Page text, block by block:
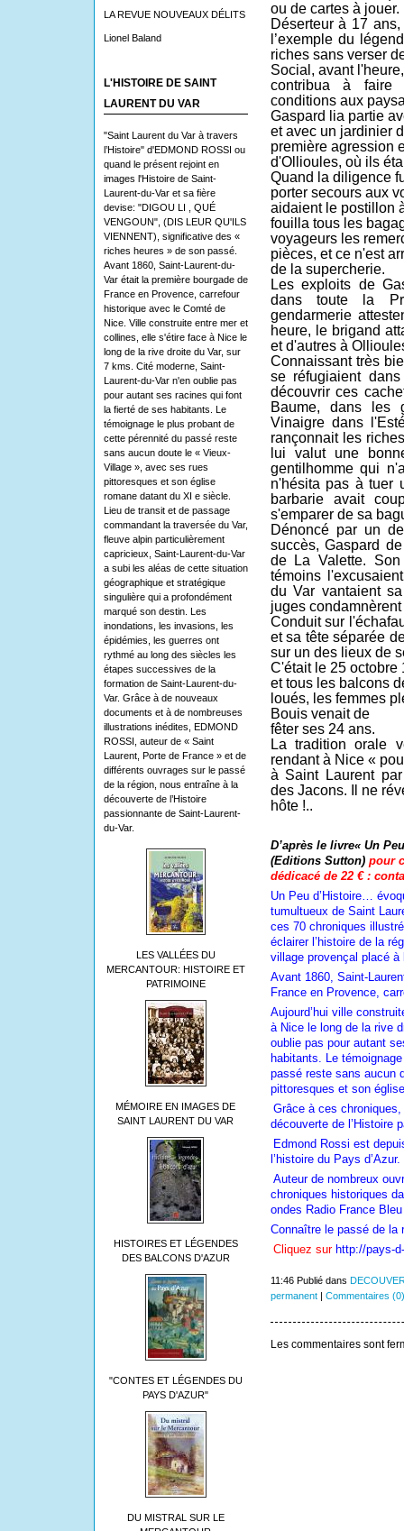
LA REVUE NOUVEAUX DÉLITS
Lionel Baland
L'HISTOIRE DE SAINT
LAURENT DU VAR
"Saint Laurent du Var à travers
l’Histoire" d'EDMOND ROSSI ou
quand le présent rejoint en
images l'Histoire de Saint-
Laurent-du-Var et sa fière
devise: "DIGOU LI , QUÉ
VENGOUN", (DIS LEUR QU'ILS
VIENNENT), significative des «
riches heures » de son passé.
Avant 1860, Saint-Laurent-du-
Var était la première bourgade de
France en Provence, carrefour
historique avec le Comté de
Nice. Ville construite entre mer et
collines, elle s'étire face à Nice le
long de la rive droite du Var, sur
7 kms. Cité moderne, Saint-
Laurent-du-Var n'en oublie pas
pour autant ses racines qui font
la fierté de ses habitants. Le
témoignage le plus probant de
cette pérennité du passé reste
sans aucun doute le « Vieux-
Village », avec ses rues
pittoresques et son église
romane datant du XI e siècle.
Lieu de transit et de passage
commandant la traversée du Var,
fleuve alpin particulièrement
capricieux, Saint-Laurent-du-Var
a subi les aléas de cette situation
géographique et stratégique
singulière qui a profondément
marqué son destin. Les
inondations, les invasions, les
épidémies, les guerres ont
rythmé au long des siècles les
étapes successives de la
formation de Saint-Laurent-du-
Var. Grâce à de nouveaux
documents et à de nombreuses
illustrations inédites, EDMOND
ROSSI, auteur de « Saint
Laurent, Porte de France » et de
différents ouvrages sur le passé
de la région, nous entraîne à la
découverte de l’Histoire
passionnante de Saint-Laurent-
du-Var.
LES VALLÉES DU
MERCANTOUR: HISTOIRE ET
PATRIMOINE
MÉMOIRE EN IMAGES DE
SAINT LAURENT DU VAR
HISTOIRES ET LÉGENDES
DES BALCONS D'AZUR
"CONTES ET LÉGENDES DU
PAYS D'AZUR"
DU MISTRAL SUR LE
ou de cartes à jouer.
Déserteur à 17
l’exemple du
riches sans verser
Social, avant
contribua à faire
conditions aux
Gaspard lia partie
et avec un jardinier
première agression
d'Ollioules, où ils
Quand la diligence
porter secours aux
aidaient le postillon
fouilla tous les
voyageurs les
pièces, et ce n'est
de la supercherie.
Les exploits de
dans toute la
gendarmerie
heure, le brigand
et d'autres à
Connaissant très
se réfugiaient
découvrir ces
Baume, dans les
Vinaigre dans
rançonnait les
lui valut une
gentilhomme qui
n'hésita pas à tuer
barbarie avait
s'emparer de sa
Dénoncé par un
succès, Gaspard
de La Valette.
témoins
du Var vantaient
juges
Conduit sur
et sa tête séparée
sur un des lieux de
C'était le 25 octobre
et tous les balcons
loués, les femmes
Bouis venait de
fêter ses 24 ans.
La tradition orale
rendant à Nice «
à Saint Laurent
des Jacons. Il ne
hôte !..
D’après le livre« Un
(Editions Sutton)pour
dédicacé de 22 € :
Un Peu d’Histoire…
tumultueux de Saint
ces 70 chroniques
éclairer l’histoire de la
village provençal placé à
Avant 1860, Saint-
France en Provence,
Aujourd’hui ville
à Nice le long de la rive
oublie pas pour autant
habitants. Le
passé reste sans aucun
pittoresques et son
Grâce à ces
découverte de l’Histoire
Edmond Rossi est
l’histoire du Pays d’Azur.
Auteur de nombreux
chroniques historiques
ondes Radio France Bleu
Connaître le passé de la
Cliquez sur http://pays-
11:46 Publié dans
permanent| Commentaires (0)
Les commentaires sont